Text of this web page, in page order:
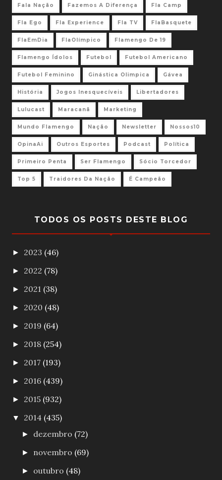
Fala Nação Fazemos A Diferença Fla Camp
Fla Ego Fla Experience Fla TV FlaBasquete
FlaEmDia FlaOlímpico Flamengo De 19
Flamengo Ídolos Futebol Futebol Americano
Futebol Feminino Ginástica Olimpica Gávea
História Jogos Inesquecíveis Libertadores
Lulucast Maracanã Marketing
Mundo Flamengo Nação Newsletter Nossos10
OpinaAi Outros Esportes Podcast Política
Primeiro Penta Ser Flamengo Sócio Torcedor
Top 5 Traidores Da Nação É Campeão
TODOS OS POSTS DESTE BLOG
► 2023 (46)
► 2022 (78)
► 2021 (38)
► 2020 (48)
► 2019 (64)
► 2018 (254)
► 2017 (193)
► 2016 (439)
► 2015 (932)
▼ 2014 (435)
► dezembro (72)
► novembro (69)
► outubro (48)